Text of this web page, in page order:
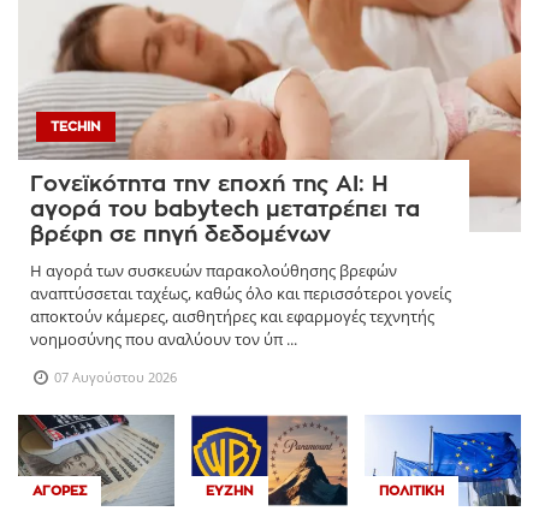
TECHIN
Γονεϊκότητα την εποχή της AI: Η
αγορά του babytech μετατρέπει τα
βρέφη σε πηγή δεδομένων
Η αγορά των συσκευών παρακολούθησης βρεφών
αναπτύσσεται ταχέως, καθώς όλο και περισσότεροι γονείς
αποκτούν κάμερες, αισθητήρες και εφαρμογές τεχνητής
νοημοσύνης που αναλύουν τον ύπ ...
07 Αυγούστου 2026
ΑΓΟΡΈΣ ΕΥΖΗΝ ΠΟΛΙΤΙΚΉ